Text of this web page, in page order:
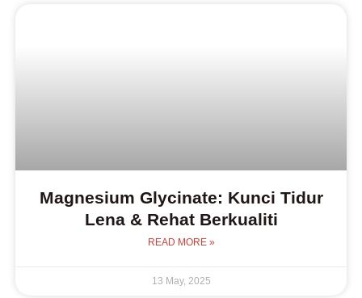
Magnesium Glycinate: Kunci Tidur
Lena & Rehat Berkualiti
READ MORE »
13 May, 2025